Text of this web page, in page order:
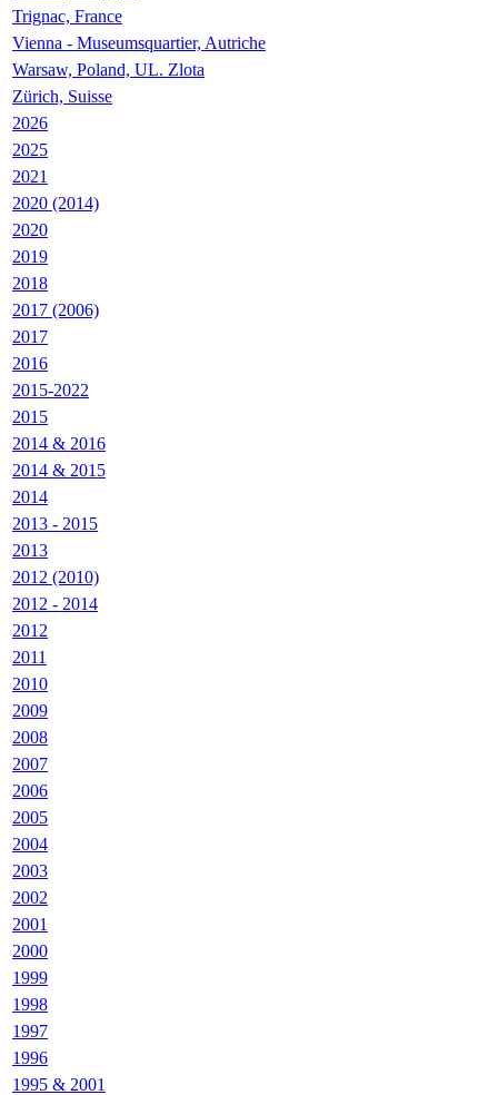
Trignac, France
Vienna - Museumsquartier, Autriche
Warsaw, Poland, UL. Zlota
Zürich, Suisse
2026
2025
2021
2020 (2014)
2020
2019
2018
2017 (2006)
2017
2016
2015-2022
2015
2014 & 2016
2014 & 2015
2014
2013 - 2015
2013
2012 (2010)
2012 - 2014
2012
2011
2010
2009
2008
2007
2006
2005
2004
2003
2002
2001
2000
1999
1998
1997
1996
1995 & 2001